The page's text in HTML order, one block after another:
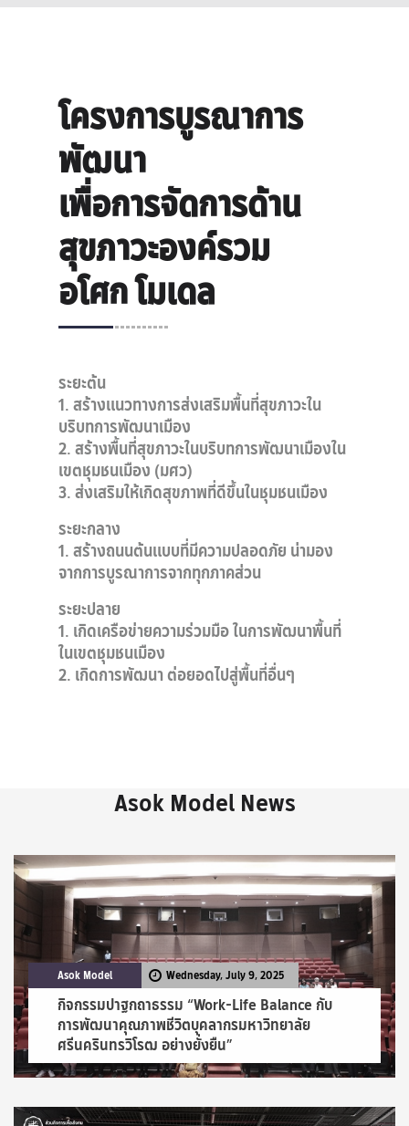
โครงการบูรณาการ
พัฒนา
เพื่อการจัดการด้าน
สุขภาวะองค์รวม
อโศก โมเดล
ระยะต้น
1. สร้างแนวทางการส่งเสริมพื้นที่สุขภาวะใน
บริบทการพัฒนาเมือง
2. สร้างพื้นที่สุขภาวะในบริบทการพัฒนาเมืองใน
เขตชุมชนเมือง (มศว)
3. ส่งเสริมให้เกิดสุขภาพที่ดีขึ้นในชุมชนเมือง
ระยะกลาง
1. สร้างถนนต้นแบบที่มีความปลอดภัย น่ามอง
จากการบูรณาการจากทุกภาคส่วน
ระยะปลาย
1. เกิดเครือข่ายความร่วมมือ ในการพัฒนาพื้นที่
ในเขตชุมชนเมือง
2. เกิดการพัฒนา ต่อยอดไปสู่พื้นที่อื่นๆ
Asok Model News
Asok Model Wednesday, July 9, 2025
กิจกรรมปาฐกถาธรรม “Work-Life Balance กับ
การพัฒนาคุณภาพชีวิตบุคลากรมหาวิทยาลัย
ศรีนครินทรวิโรฒ อย่างยั่งยืน”